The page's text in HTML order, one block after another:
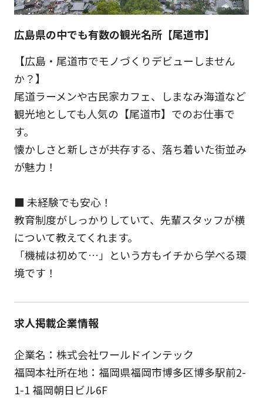
広島県の中でも有数の観光名所【尾道市】
【広島・尾道市でモノづくりデビューしません
か？】
尾道ラーメンや古民家カフェ、しまなみ海道など
観光地としても人気の【尾道市】でのお仕事で
す。
懐かしさと新しさが共存する、落ち着いた街並み
が魅力！
■ 未経験でも安心！
教育制度がしっかりしていて、先輩スタッフが横
について教えてくれます。
「機械は初めて…」という方もイチから学べる環
境です！
求人掲載企業情報
企業名：株式会社ワールドインテック
福岡本社所在地：福岡県福岡市博多区博多駅前2-
1-1 福岡朝日ビル6F